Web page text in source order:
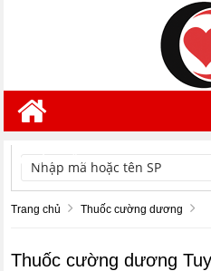
TÌM KIẾM
Trang chủ Thuốc cường dương
Thuốc cường dương